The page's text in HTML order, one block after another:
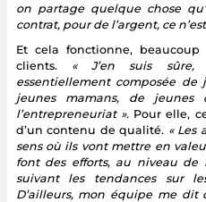
on partage quelque chose
contrat, pour de l’argent, ce
Et cela fonctionne,
clients. « J’en suis sûre,
essentiellement composée
jeunes mamans, de
l’entrepreneuriat ». Pour elle,
d’un contenu de qualité. « Les
sens où ils vont mettre en
font des efforts, au niveau de
suivant les tendances sur
D’ailleurs, mon équipe me